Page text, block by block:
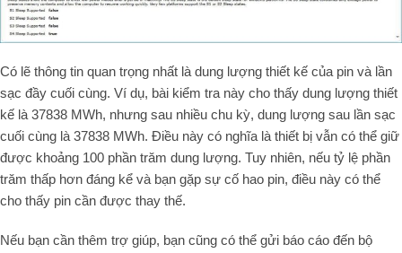
Có lẽ thông tin quan trọng nhất là dung lượng thiết kế của pin và lần
sạc đầy cuối cùng. Ví dụ, bài kiểm tra này cho thấy dung lượng thiết
kế là 37838 MWh, nhưng sau nhiều chu kỳ, dung lượng sau lần sạc
cuối cùng là 37838 MWh. Điều này có nghĩa là thiết bị vẫn có thể giữ
được khoảng 100 phần trăm dung lượng. Tuy nhiên, nếu tỷ lệ phần
trăm thấp hơn đáng kể và bạn gặp sự cố hao pin, điều này có thể
cho thấy pin cần được thay thế.
Nếu bạn cần thêm trợ giúp, bạn cũng có thể gửi báo cáo đến bộ